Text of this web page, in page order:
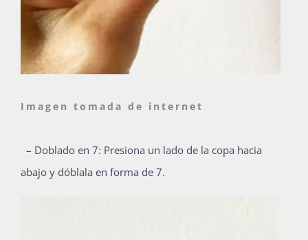
Imagen tomada de internet
– Doblado en 7: Presiona un lado de la copa hacia
abajo y dóblala en forma de 7.